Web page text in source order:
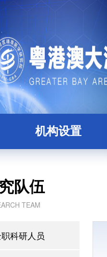
机构设置
学术委员会
队伍
TEAM
科研人员